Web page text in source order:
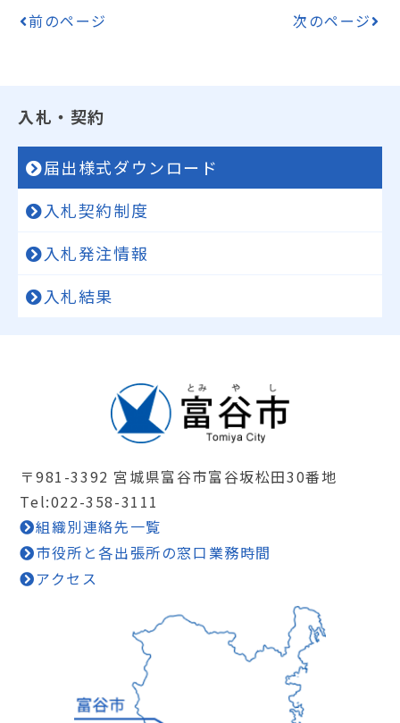
前のページ 次のページ
入札・契約
届出様式ダウンロード
入札契約制度
入札発注情報
入札結果
〒981-3392 宮城県富谷市富谷坂松田30番地
Tel:022-358-3111
組織別連絡先一覧
市役所と各出張所の窓口業務時間
アクセス